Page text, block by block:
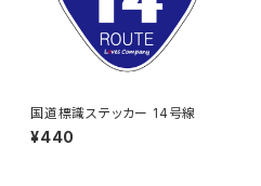
国道標識ステッカー 14号線
¥440